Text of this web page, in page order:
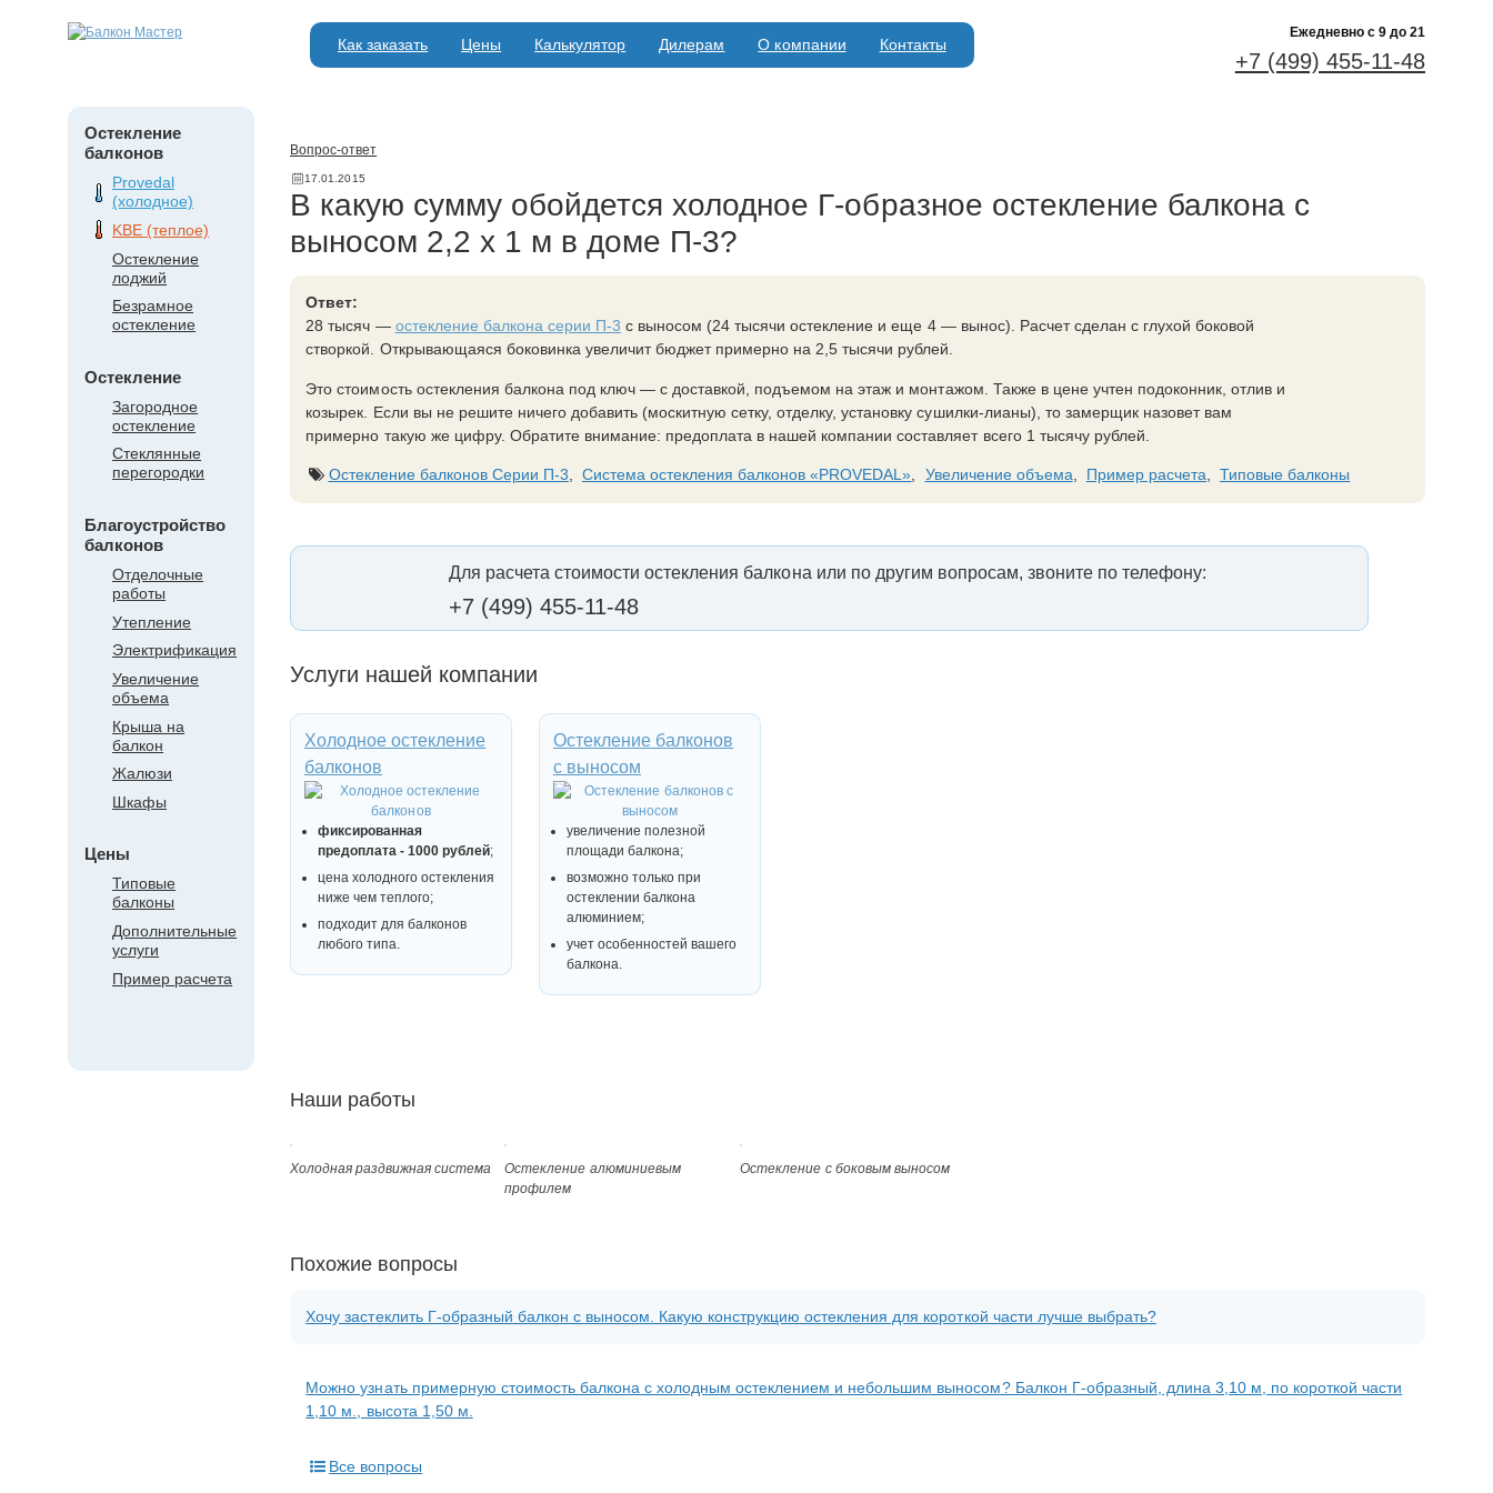
Как заказать Цены Калькулятор Дилерам О компании Контакты
Ежедневно c 9 до 21
+7 (499) 455-11-48
Остекление
балконов
Provedal
(холодное)
KBE (теплое)
Остекление
лоджий
Безрамное
остекление
Остекление
Загородное
остекление
Стеклянные
перегородки
Благоустройство
балконов
Отделочные
работы
Утепление
Электрификация
Увеличение
объема
Крыша на
балкон
Жалюзи
Шкафы
Цены
Типовые
балконы
Дополнительные
услуги
Пример расчета
Вопрос-ответ
17.01.2015
В какую сумму обойдется холодное Г-образное остекление балкона с
выносом 2,2 х 1 м в доме П-3?
Ответ:
28 тысяч — остекление балкона серии П-3 с выносом (24 тысячи остекление и еще 4 — вынос). Расчет сделан с глухой боковой
створкой. Открывающаяся боковинка увеличит бюджет примерно на 2,5 тысячи рублей.
Это стоимость остекления балкона под ключ — с доставкой, подъемом на этаж и монтажом. Также в цене учтен подоконник, отлив и
козырек. Если вы не решите ничего добавить (москитную сетку, отделку, установку сушилки-лианы), то замерщик назовет вам
примерно такую же цифру. Обратите внимание: предоплата в нашей компании составляет всего 1 тысячу рублей.
Остекление балконов Серии П-3 Система остекления балконов «PROVEDAL» Увеличение объема Пример расчета ,Типовые балконы
Для расчета стоимости остекления балкона или по другим вопросам, звоните по телефону:
+7 (499) 455-11-48
Услуги нашей компании
Холодное остекление
балконов
фиксированная
предоплата - 1000 рублей;
цена холодного остекления
ниже чем теплого;
подходит для балконов
любого типа.
Остекление балконов
с выносом
увеличение полезной
площади балкона;
возможно только при
остеклении балкона
алюминием;
учет особенностей вашего
балкона.
Наши работы
Холодная раздвижная система
Остекление алюминиевым
профилем
Остекление с боковым выносом
Похожие вопросы
Хочу застеклить Г-образный балкон с выносом. Какую конструкцию остекления для короткой части лучше выбрать?
Можно узнать примерную стоимость балкона с холодным остеклением и небольшим выносом? Балкон Г-образный, длина 3,10 м, по короткой части
1,10 м., высота 1,50 м.
Все вопросы